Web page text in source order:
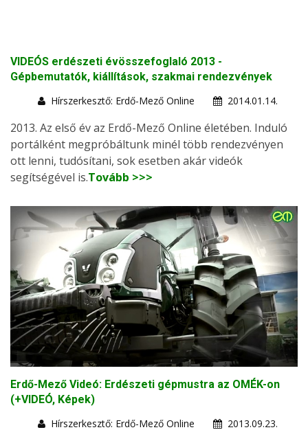
VIDEÓS erdészeti évösszefoglaló 2013 -
Gépbemutatók, kiállítások, szakmai rendezvények
Hírszerkesztő: Erdő-Mező Online
2014.01.14.
2013. Az első év az Erdő-Mező Online életében. Induló
portálként megpróbáltunk minél több rendezvényen
ott lenni, tudósítani, sok esetben akár videók
segítségével is.Tovább >>>
Erdő-Mező Videó: Erdészeti gépmustra az OMÉK-on
(+VIDEÓ, Képek)
Hírszerkesztő: Erdő-Mező Online
2013.09.23.